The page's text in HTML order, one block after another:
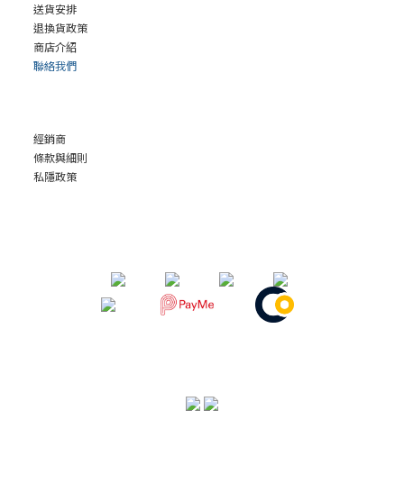
送貨安排
退換貨政策
商店介紹
聯絡我們
經銷商
條款與細則
私隱政策